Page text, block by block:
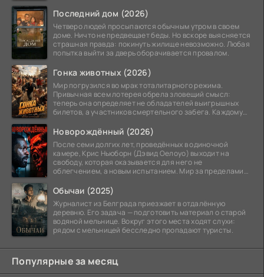
Последний дом (2026)
Четверо людей просыпаются обычным утром в своем
доме. Ничто не предвещает беды. Но вскоре выясняется
страшная правда: покинуть жилище невозможно. Любая
попытка выйти за дверь оборачивается провалом.
Гонка животных (2026)
Мир погрузился во мрак тоталитарного режима.
Привычная всем лотерея обрела зловещий смысл:
теперь она определяет не обладателей выигрышных
билетов, а участников смертельного забега. Каждому
Новорождённый (2026)
После семи долгих лет, проведённых в одиночной
камере, Крис Ньюборн (Дэвид Оелоуо) выходит на
свободу, которая оказывается для него не
облегчением, а новым испытанием. Мир за пределами
Обычаи (2025)
Журналист из Белграда приезжает в отдалённую
деревню. Его задача — подготовить материал о старой
водяной мельнице. Вокруг этого места ходят слухи:
рядом с мельницей бесследно пропадают туристы.
Популярные за месяц